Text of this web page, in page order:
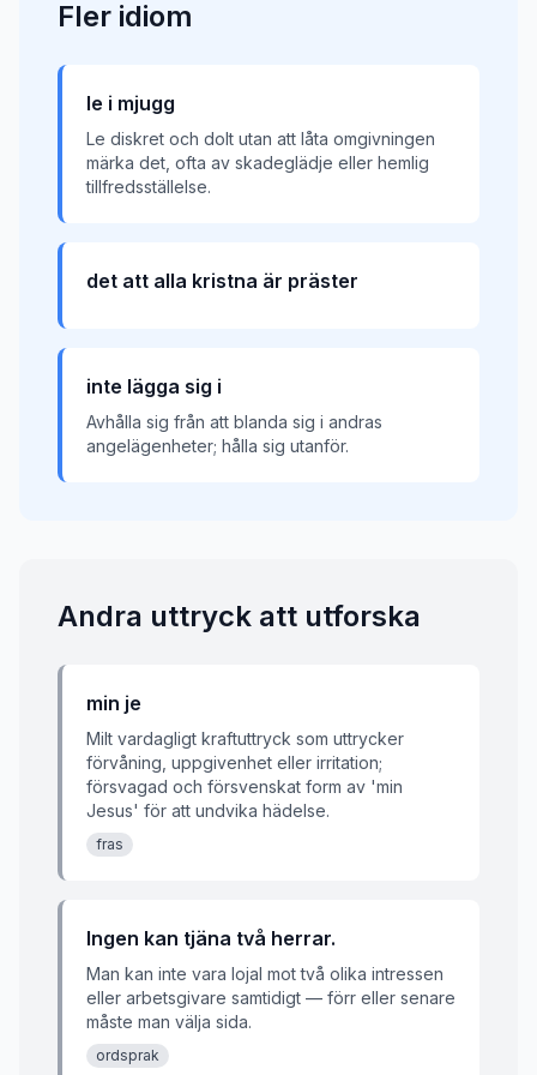
Fler idiom
le i mjugg
Le diskret och dolt utan att låta omgivningen
märka det, ofta av skadeglädje eller hemlig
tillfredsställelse.
det att alla kristna är präster
inte lägga sig i
Avhålla sig från att blanda sig i andras
angelägenheter; hålla sig utanför.
Andra uttryck att utforska
min je
Milt vardagligt kraftuttryck som uttrycker
förvåning, uppgivenhet eller irritation;
försvagad och försvenskat form av 'min
Jesus' för att undvika hädelse.
fras
Ingen kan tjäna två herrar.
Man kan inte vara lojal mot två olika intressen
eller arbetsgivare samtidigt — förr eller senare
måste man välja sida.
ordsprak